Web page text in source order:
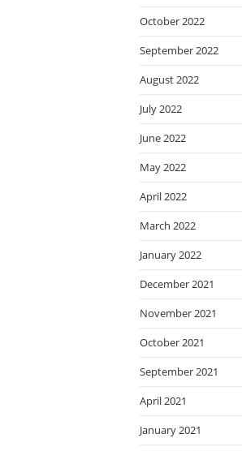
October 2022
September 2022
August 2022
July 2022
June 2022
May 2022
April 2022
March 2022
January 2022
December 2021
November 2021
October 2021
September 2021
April 2021
January 2021